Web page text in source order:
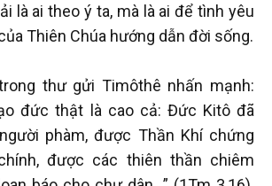
là ai theo ý ta, mà là ai để tình yêu
Thiên Chúa hướng dẫn đời sống.
thư gửi Timôthê nhấn mạnh:
đức thật là cao cả: Đức Kitô đã
phàm, được Thần Khí chứng
được các thiên thần chiêm